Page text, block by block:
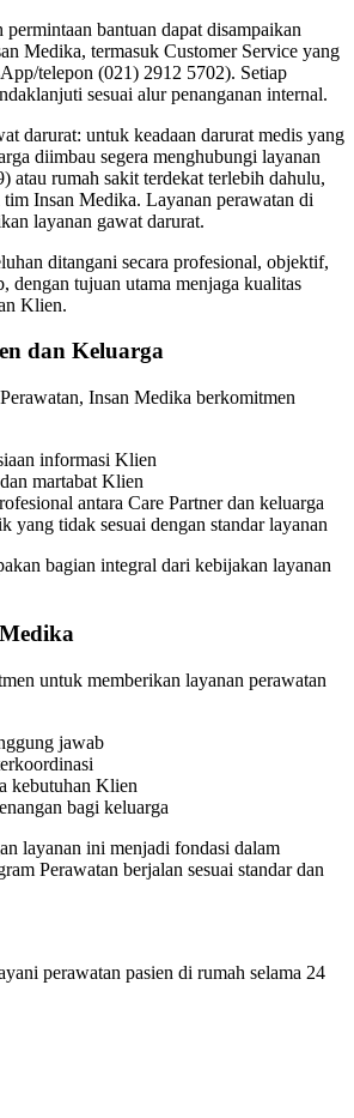
bantuan dapat disampaikan
Medika, termasuk Customer Service yang
telepon (021) 2912 5702). Setiap
sesuai alur penanganan internal.
darurat: untuk keadaan darurat medis yang
diimbau segera menghubungi layanan
atau rumah sakit terdekat terlebih dahulu,
Insan Medika. Layanan perawatan di
layanan gawat darurat.
ditangani secara profesional, objektif,
dengan tujuan utama menjaga kualitas
Klien.
dan Keluarga
Insan Medika berkomitmen
informasi Klien
martabat Klien
antara Care Partner dan keluarga
yang tidak sesuai dengan standar layanan
bagian integral dari kebijakan layanan
untuk memberikan layanan perawatan
jawab
kebutuhan Klien
bagi keluarga
layanan ini menjadi fondasi dalam
Perawatan berjalan sesuai standar dan
perawatan pasien di rumah selama 24